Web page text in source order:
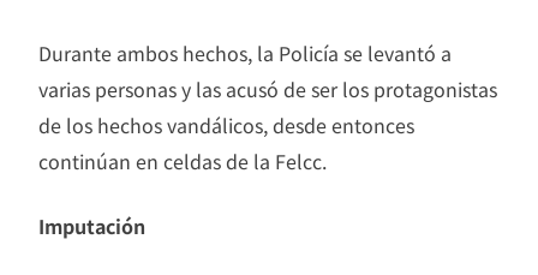
Durante ambos hechos, la Policía se levantó a
varias personas y las acusó de ser los protagonistas
de los hechos vandálicos, desde entonces
continúan en celdas de la Felcc.
Imputación